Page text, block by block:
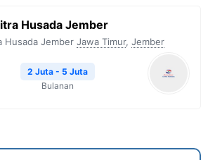
Husada Jember
Husada Jember Jawa Timur, Jember
2 Juta - 5 Juta
Bulanan